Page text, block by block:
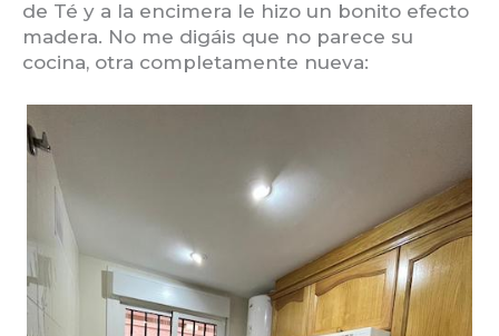
de Té y a la encimera le hizo un bonito efecto
madera. No me digáis que no parece su
cocina, otra completamente nueva: